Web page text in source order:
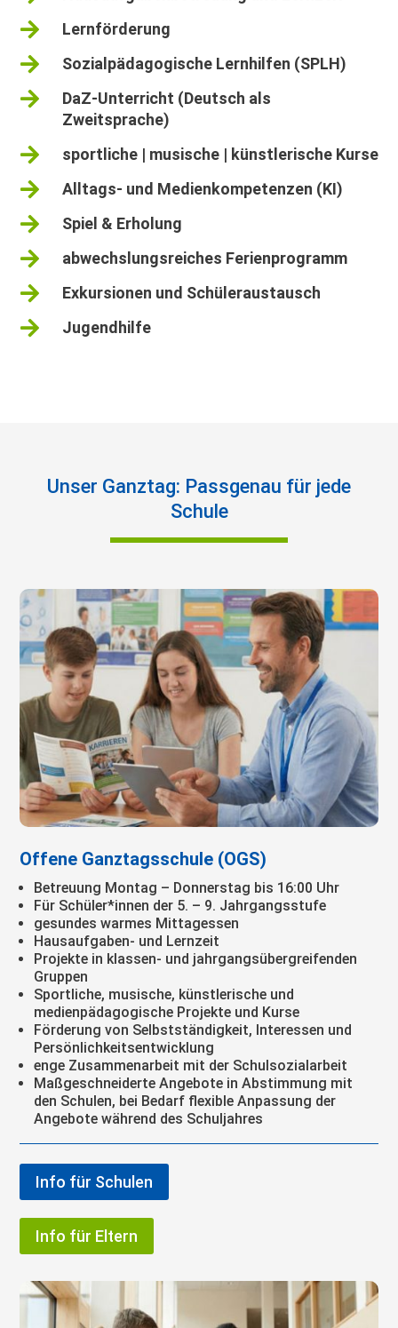
 Lernförderung
 Sozialpädagogische Lernhilfen (SPLH)

DaZ-Unterricht (Deutsch als
Zweitsprache)
 sportliche | musische | künstlerische Kurse
 Alltags- und Medienkompetenzen (KI)
 Spiel & Erholung
 abwechslungsreiches Ferienprogramm
 Exkursionen und Schüleraustausch
 Jugendhilfe
Unser Ganztag: Passgenau für jede
Schule
Offene Ganztagsschule (OGS)
Betreuung Montag – Donnerstag bis 16:00 Uhr
Für Schüler*innen der 5. – 9. Jahrgangsstufe
gesundes warmes Mittagessen
Hausaufgaben- und Lernzeit
Projekte in klassen- und jahrgangsübergreifenden
Gruppen
Sportliche, musische, künstlerische und
medienpädagogische Projekte und Kurse
Förderung von Selbstständigkeit, Interessen und
Persönlichkeitsentwicklung
enge Zusammenarbeit mit der Schulsozialarbeit
Maßgeschneiderte Angebote in Abstimmung mit
den Schulen, bei Bedarf flexible Anpassung der
Angebote während des Schuljahres
Info für Schulen
Info für Eltern